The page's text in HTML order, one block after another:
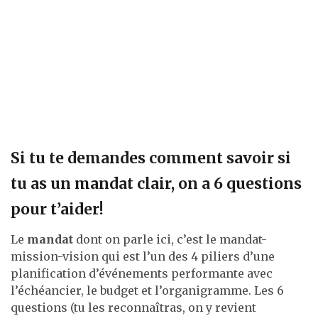
Si tu te demandes comment savoir si
tu as un mandat clair, on a 6 questions
pour t’aider!
Le mandat dont on parle ici, c’est le mandat-
mission-vision qui est l’un des 4 piliers d’une
planification d’événements performante avec
l’échéancier, le budget et l’organigramme. Les 6
questions (tu les reconnaîtras, on y revient